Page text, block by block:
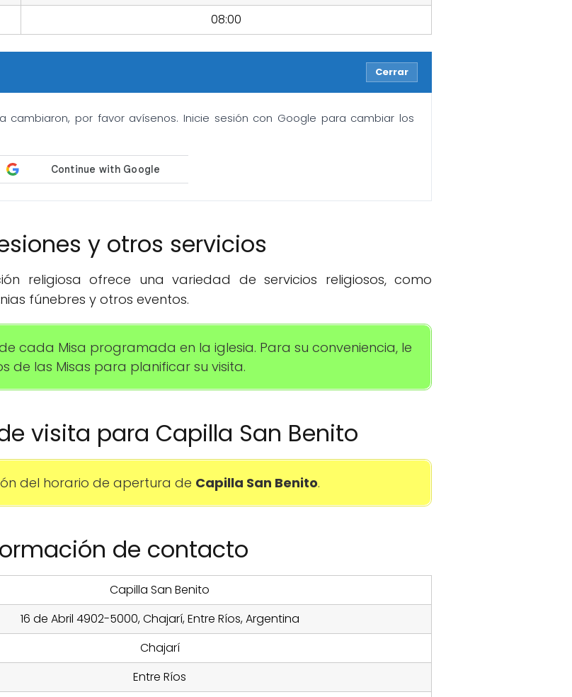
08:00
Cerrar
cambiaron, por favor avísenos. Inicie sesión con Google para cambiar los
y otros servicios
religiosa ofrece una variedad de servicios religiosos, como
fúnebres y otros eventos.
cada Misa programada en la iglesia. Para su conveniencia, le
de las Misas para planificar su visita.
visita para Capilla San Benito
del horario de apertura de Capilla San Benito.
de contacto
Capilla San Benito
16 de Abril 4902-5000, Chajarí, Entre Ríos, Argentina
Chajarí
Entre Ríos